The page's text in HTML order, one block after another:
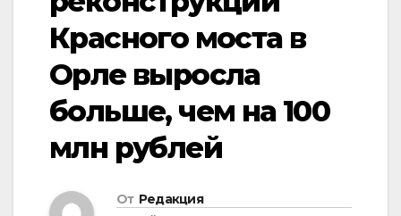
Красного моста в
Орле выросла
больше, чем на 100
млн рублей
От Редакция